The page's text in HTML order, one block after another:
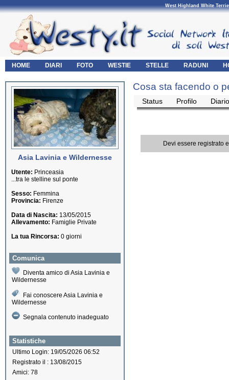
West Highland White
HOME DIARI FOTO WESTIE STELLE RADUNI
Asia Lavinia e Wildernesse
Utente: Princeasia
...tra le stelline sul ponte
Sesso: Femmina
Provincia: Firenze
Data di Nascita: 13/05/2015
Allevamento: Famiglie Private
La tua Rincorsa: 0 giorni
Comunica
Diventa amico di Asia Lavinia e
Wildernesse
Fai conoscere Asia Lavinia e
Wildernesse
Segnala contenuto inadeguato
Statistiche
Ultimo Login: 19/05/2026 06:52
Registrato il : 13/08/2015
Amici: 78
Cosa sta facendo o
Status Profilo Diario
Devi essere registrato